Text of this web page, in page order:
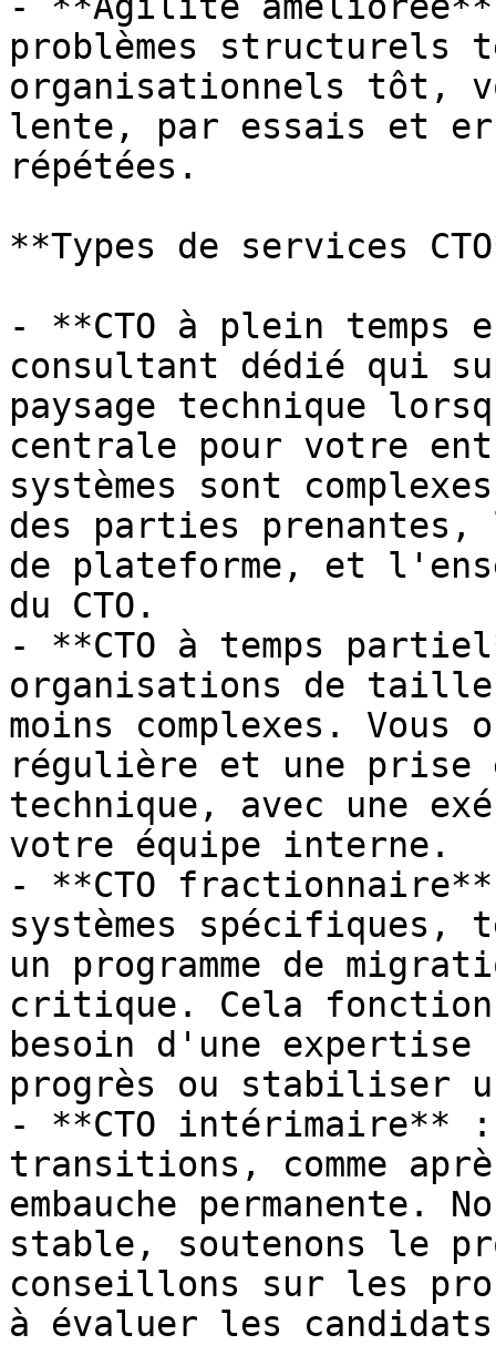
problèmes structurels
organisationnels tôt,
lente, par essais et
répétées.
**Types de services
- **CTO à plein temps
consultant dédié qui
paysage technique
centrale pour votre
systèmes sont
des parties
de plateforme, et
du CTO.
- **CTO à temps
organisations de taille
moins complexes.
régulière et une prise
technique, avec une
votre équipe interne.
- **CTO
systèmes spécifiques,
un programme de
critique. Cela
besoin d'une
progrès ou stabiliser
- **CTO
transitions, comme
embauche permanente.
stable, soutenons le
conseillons sur les
à évaluer les